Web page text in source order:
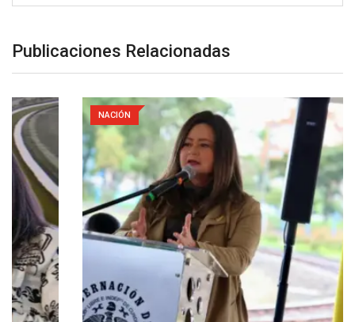
Publicaciones Relacionadas
NACIÓN